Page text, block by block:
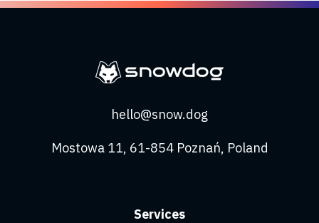
hello@snow.dog
Mostowa 11, 61-854 Poznań, Poland
Services